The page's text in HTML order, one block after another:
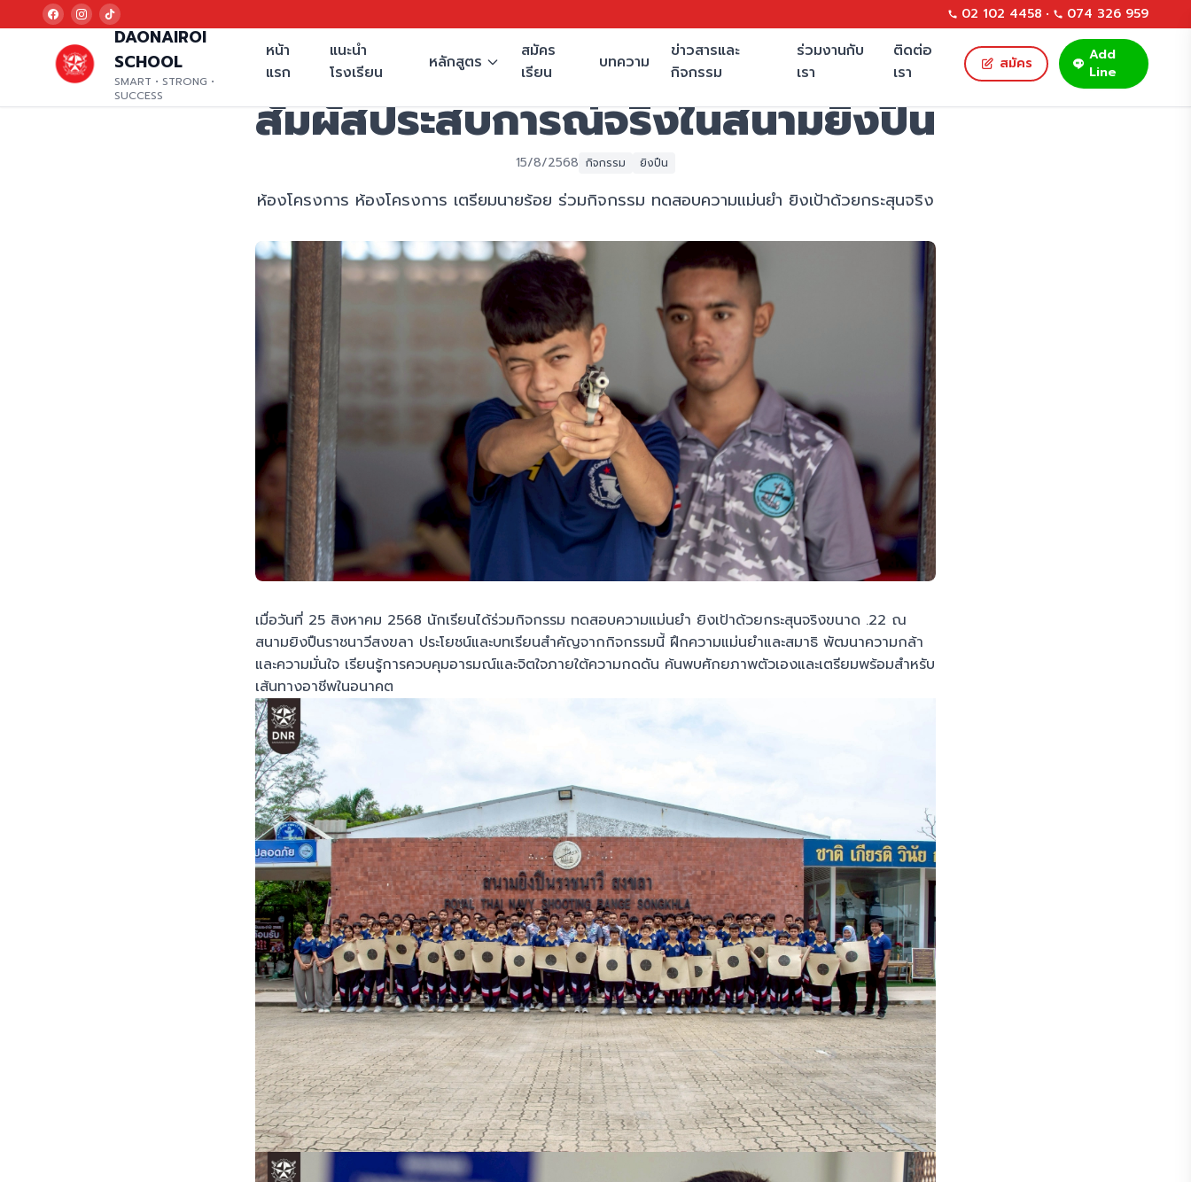
02 102 4458 • 074 326 959
DAONAIROI
SCHOOL
SMART • STRONG •
SUCCESS
หน้า
แรก
แนะนำ
โรงเรียน
หลักสูตร
สมัคร
เรียน
บทความ
ข่าวสารและ
กิจกรรม
ร่วมงานกับ
เรา
ติดต่อ
เรา
สมัคร
Add
Line
สัมผัสประสบการณ์จริงในสนามยิงปืน
15/8/2568 กิจกรรม ยิงปืน
ห้องโครงการ ห้องโครงการ เตรียมนายร้อย ร่วมกิจกรรม ทดสอบความแม่นยำ ยิงเป้าด้วยกระสุนจริง
เมื่อวันที่ 25 สิงหาคม 2568 นักเรียนได้ร่วมกิจกรรม ทดสอบความแม่นยำ ยิงเป้าด้วยกระสุนจริงขนาด .22 ณ
สนามยิงปืนราชนาวีสงขลา ประโยชน์และบทเรียนสำคัญจากกิจกรรมนี้ ฝึกความแม่นยำและสมาธิ พัฒนาความกล้า
และความมั่นใจ เรียนรู้การควบคุมอารมณ์และจิตใจภายใต้ความกดดัน ค้นพบศักยภาพตัวเองและเตรียมพร้อมสำหรับ
เส้นทางอาชีพในอนาคต